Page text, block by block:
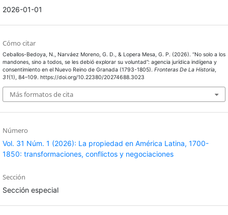
2026-01-01
Cómo citar
Ceballos-Bedoya, N., Narváez Moreno, G. D., & Lopera Mesa, G. P. (2026). “No solo a los
mandones, sino a todos, se les debió explorar su voluntad”: agencia jurídica indígena y
consentimiento en el Nuevo Reino de Granada (1793-1805). Fronteras De La Historia,
31(1), 84–109. https://doi.org/10.22380/20274688.3023
Más formatos de cita
Número
Vol. 31 Núm. 1 (2026): La propiedad en América Latina, 1700-
1850: transformaciones, conflictos y negociaciones
Sección
Sección especial